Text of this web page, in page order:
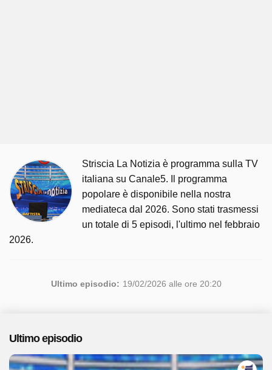
Striscia La Notizia è programma sulla TV
italiana su Canale5. Il programma
popolare è disponibile nella nostra
mediateca dal 2026. Sono stati trasmessi
un totale di 5 episodi, l'ultimo nel febbraio
2026.
Ultimo episodio: 19/02/2026 alle ore 20:20
Ultimo episodio